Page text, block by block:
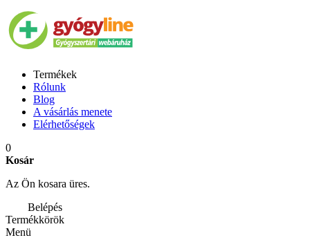
Termékek
Rólunk
Blog
A vásárlás menete
Elérhetőségek
0
Kosár
Az Ön kosara üres.
Belépés
Termékkörök
Menü